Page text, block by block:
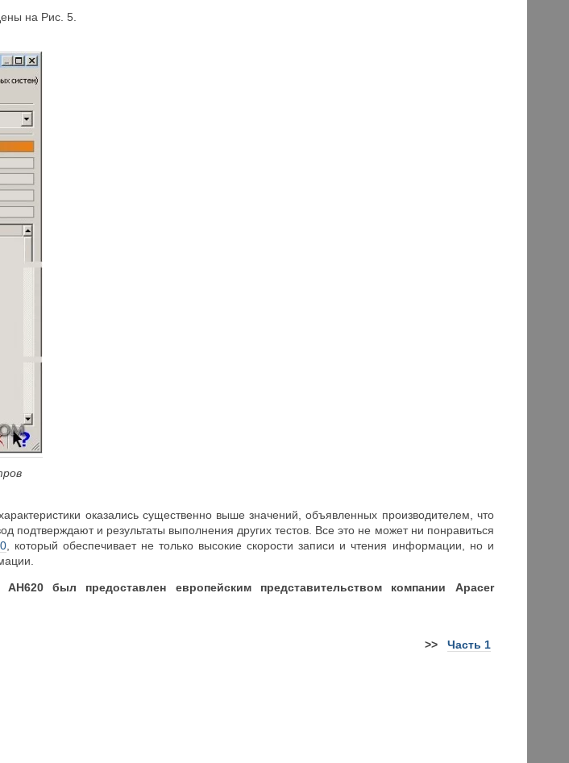
на Рис. 5.
оказались существенно выше значений, объявленных производителем, что
подтверждают и результаты выполнения других тестов. Все это не может ни понравиться
, который обеспечивает не только высокие скорости записи и чтения информации, но и
был предоставлен европейским представительством компании Apacer
>> Часть 1